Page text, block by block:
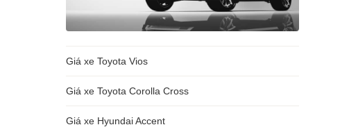
Giá xe Toyota Vios
Giá xe Toyota Corolla Cross
Giá xe Hyundai Accent